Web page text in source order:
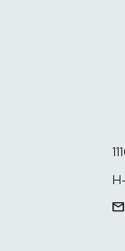
mail